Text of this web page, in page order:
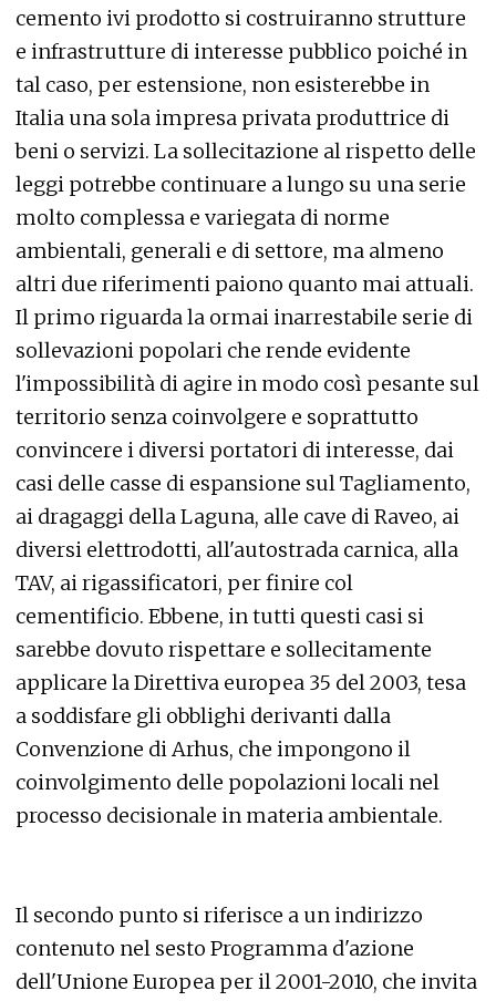
cemento ivi prodotto si costruiranno strutture
e infrastrutture di interesse pubblico poiché in
tal caso, per estensione, non esisterebbe in
Italia una sola impresa privata produttrice di
beni o servizi. La sollecitazione al rispetto delle
leggi potrebbe continuare a lungo su una serie
molto complessa e variegata di norme
ambientali, generali e di settore, ma almeno
altri due riferimenti paiono quanto mai attuali.
Il primo riguarda la ormai inarrestabile serie di
sollevazioni popolari che rende evidente
l'impossibilità di agire in modo così pesante sul
territorio senza coinvolgere e soprattutto
convincere i diversi portatori di interesse, dai
casi delle casse di espansione sul Tagliamento,
ai dragaggi della Laguna, alle cave di Raveo, ai
diversi elettrodotti, all'autostrada carnica, alla
TAV, ai rigassificatori, per finire col
cementificio. Ebbene, in tutti questi casi si
sarebbe dovuto rispettare e sollecitamente
applicare la Direttiva europea 35 del 2003, tesa
a soddisfare gli obblighi derivanti dalla
Convenzione di Arhus, che impongono il
coinvolgimento delle popolazioni locali nel
processo decisionale in materia ambientale.
Il secondo punto si riferisce a un indirizzo
contenuto nel sesto Programma d'azione
dell'Unione Europea per il 2001-2010, che invita